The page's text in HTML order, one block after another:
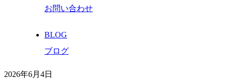
お問い合わせ
BLOG
ブログ
2026年6月4日